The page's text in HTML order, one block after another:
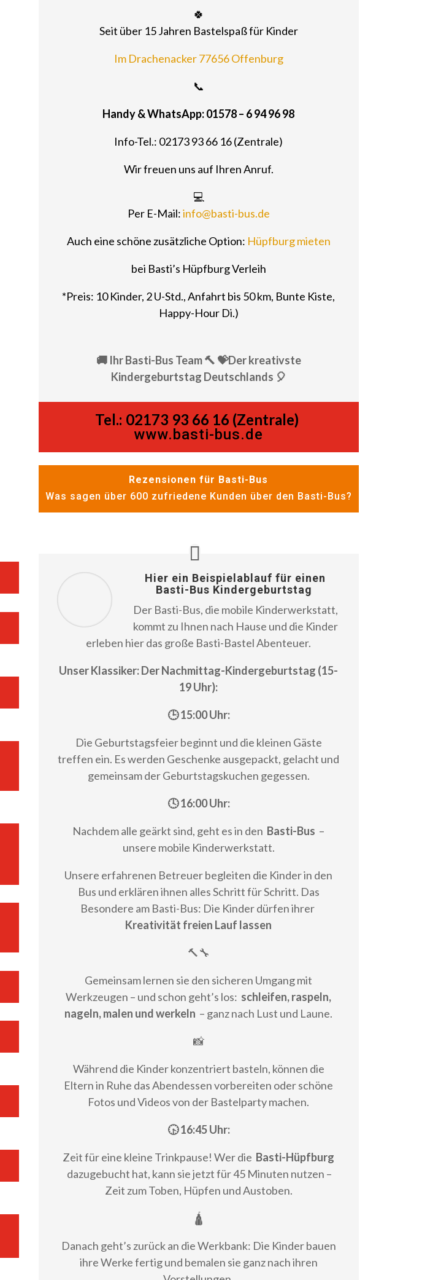
🍀
Seit über 15 Jahren Bastelspaß für Kinder
Im Drachenacker 77656 Offenburg
📞
Handy & WhatsApp: 01578 – 6 94 96 98
Info-Tel.: 02173 93 66 16 (Zentrale)
Wir freuen uns auf Ihren Anruf.
💻
Per E-Mail:info@basti-bus.de
Auch eine schöne zusätzliche Option: Hüpfburg mieten
bei Basti’s Hüpfburg Verleih
*Preis: 10 Kinder, 2 U-Std., Anfahrt bis 50 km, Bunte Kiste,
Happy-Hour Di.)
🚚 Ihr Basti-Bus Team 🔨 💝Der kreativste
Kindergeburtstag Deutschlands 🎈
Tel.: 02173 93 66 16 (Zentrale)
www.basti-bus.de
Rezensionen für Basti-Bus
Was sagen über 600 zufriedene Kunden über den Basti-Bus?
Hier ein Beispielablauf für einen
Basti-Bus Kindergeburtstag
Der Basti-Bus, die mobile Kinderwerkstatt,
kommt zu Ihnen nach Hause und die Kinder
erleben hier das große Basti-Bastel Abenteuer.
Unser Klassiker: Der Nachmittag-Kindergeburtstag (15-
19 Uhr):
🕒 15:00 Uhr:
Die Geburtstagsfeier beginnt und die kleinen Gäste
treffen ein. Es werden Geschenke ausgepackt, gelacht und
gemeinsam der Geburtstagskuchen gegessen.
🕓 16:00 Uhr:
Nachdem alle geärkt sind, geht es in den Basti-Bus –
unsere mobile Kinderwerkstatt.
Unsere erfahrenen Betreuer begleiten die Kinder in den
Bus und erklären ihnen alles Schritt für Schritt. Das
Besondere am Basti-Bus: Die Kinder dürfen ihrer
Kreativität freien Lauf lassen
🔨🔧
Gemeinsam lernen sie den sicheren Umgang mit
Werkzeugen – und schon geht’s los: schleifen, raspeln,
nageln, malen und werkeln – ganz nach Lust und Laune.
📸
Während die Kinder konzentriert basteln, können die
Eltern in Ruhe das Abendessen vorbereiten oder schöne
Fotos und Videos von der Bastelparty machen.
🕟 16:45 Uhr:
Zeit für eine kleine Trinkpause! Wer die Basti-Hüpfburg
dazugebucht hat, kann sie jetzt für 45 Minuten nutzen –
Zeit zum Toben, Hüpfen und Austoben.
🛕
Danach geht’s zurück an die Werkbank: Die Kinder bauen
ihre Werke fertig und bemalen sie ganz nach ihren